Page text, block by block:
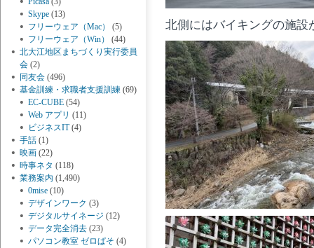
Skype (13)
フリーウェア（Mac）
(5)
フリーウェア（Win）
(44)
北大江地区まちづくり実行委員
会 (2)
同友会 (496)
基金訓練・求職者支援訓練 (69)
EC-CUBE (54)
Web アプリ (11)
ビジネスIT(4)
手話 (1)
映画 (22)
時事ネタ (118)
業務案内 (1,490)
0mise (10)
デザインワーク (3)
デジタルサイネージ (12)
データ完全消去 (23)
パソコン教室 ゼロぱそ (4)
北側にはバイキングの施設